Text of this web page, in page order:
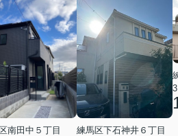
南田中５丁目
練馬区下石神井６丁目